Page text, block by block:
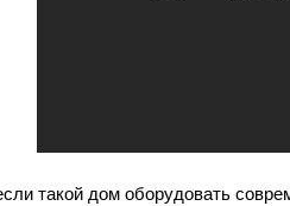
такой дом оборудовать